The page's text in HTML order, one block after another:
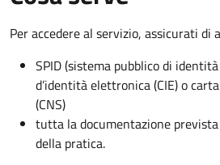
Per accedere al servizio, assicurati di
SPID (sistema pubblico di
d’identità elettronica (CIE) o
(CNS)
tutta la documentazione
della pratica.